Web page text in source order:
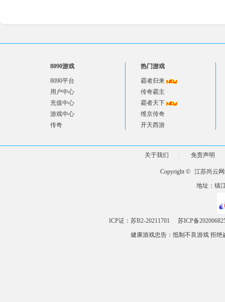
8090游戏
8090平台
用户中心
充值中心
游戏中心
传奇
热门游戏
霸者归来
传奇霸主
霸者天下
维京传奇
开天西游
关于我们 免责声明
Copyright © 江苏尚云
地址：镇
ICP证：苏B2-20211701
苏ICP备
健康游戏忠告：抵制不良游戏 拒